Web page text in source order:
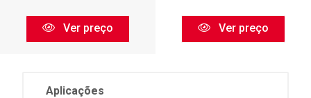
Ver preço Ver preço
Aplicações